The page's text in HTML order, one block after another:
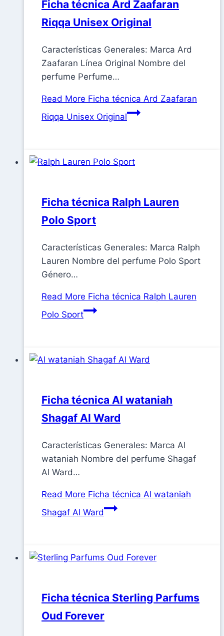
Ficha técnica Ard Zaafaran
Riqqa Unisex Original
Características Generales: Marca Ard
Zaafaran Línea Original Nombre del
perfume Perfume…
Read More Ficha técnica Ard Zaafaran
Riqqa Unisex Original
Ficha técnica Ralph Lauren
Polo Sport
Características Generales: Marca Ralph
Lauren Nombre del perfume Polo Sport
Género…
Read More Ficha técnica Ralph Lauren
Polo Sport
Ficha técnica Al wataniah
Shagaf Al Ward
Características Generales: Marca Al
wataniah Nombre del perfume Shagaf
Al Ward…
Read More Ficha técnica Al wataniah
Shagaf Al Ward
Ficha técnica Sterling Parfums
Oud Forever